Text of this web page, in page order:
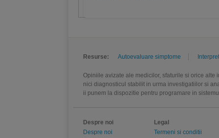
Resurse: Autoevaluare simptome
Opiniile avizate ale medicilor, sfaturile si orice
nici diagnosticul stabilit in urma investigatiilor si
ii punem la dispozitie pentru programare in
Despre noi
Despre noi
Legal
Termeni si conditii